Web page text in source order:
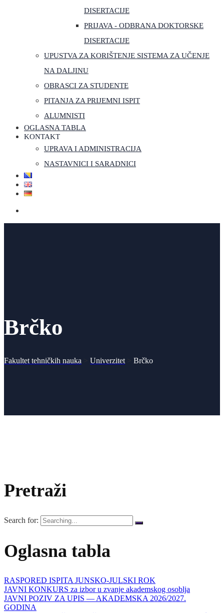
DISERTACIJE
PRIJAVA - ODBRANA DOKTORSKE
DISERTACIJE
UPUSTVA ZA KORIŠTENJE SISTEMA ZA UČENJE
NA DALJINU
OBRASCI ZA STUDENTE
PITANJA ZA PRIJEMNI ISPIT
ALUMNISTI
OGLASNA TABLA
KONTAKT
UPRAVA I ADMINISTRACIJA
NASTAVNICI I SARADNICI
Brčko
Fakultet tehničkih nauka > Univerzitet > Brčko
Pretraži
Search for:
Oglasna tabla
RASPORED ISPITA JUNSKO-JULSKI ROK
JAVNI KONKURS za izbor u zvanje akademskog osoblja
JAVNI POZIV ZA UPIS — AKADEMSKA 2026/2027.
GODINA